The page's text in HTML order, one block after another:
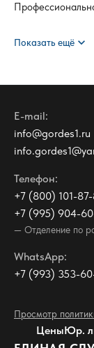
Показать ещё expand_more
E-mail:
info@gordes1.ru
Телефон:
+7 (800) 101-
+7 (995) 904-
— Отделение по
WhatsApp:
+7 (993) 353-
Просмотр
ЦеныЮр.